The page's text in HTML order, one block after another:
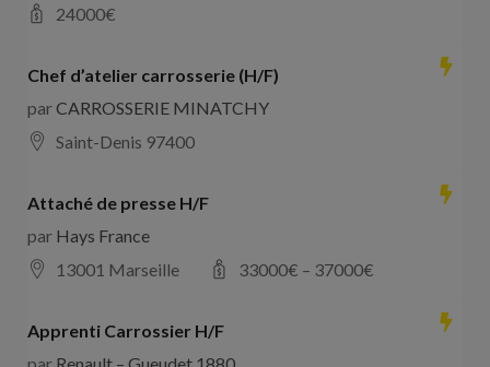
24000€
Chef d’atelier carrosserie (H/F)
parCARROSSERIE MINATCHY
Saint-Denis 97400
Attaché de presse H/F
par Hays France
13001 Marseille
33000€ – 37000€
Apprenti Carrossier H/F